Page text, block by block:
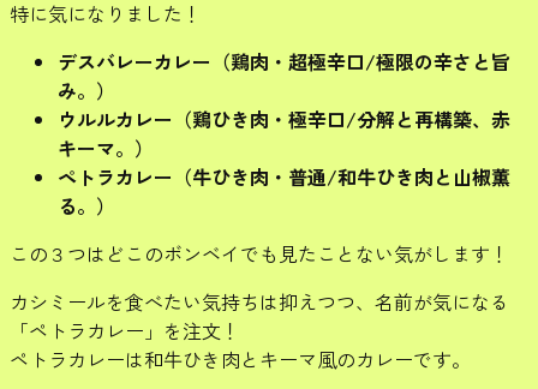
特に気になりました！
デスバレーカレー（鶏肉・超極辛口/極限の辛さと旨
み。）
ウルルカレー（鶏ひき肉・極辛口/分解と再構築、赤
キーマ。）
ペトラカレー（牛ひき肉・普通/和牛ひき肉と山椒薫
る。）
この３つはどこのボンベイでも見たことない気がします！
カシミールを食べたい気持ちは抑えつつ、名前が気になる
「ペトラカレー」を注文！
ペトラカレーは和牛ひき肉とキーマ風のカレーです。